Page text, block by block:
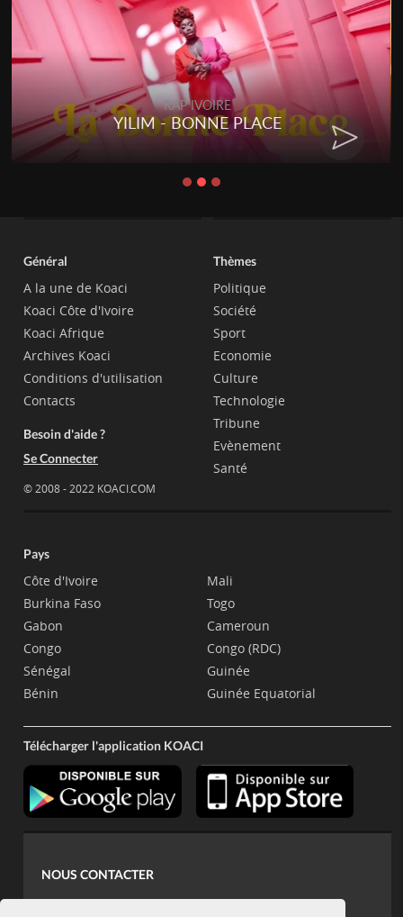
RAP IVOIRE
YILIM - BONNE PLACE
Général
A la une de Koaci
Koaci Côte d'Ivoire
Koaci Afrique
Archives Koaci
Conditions d'utilisation
Contacts
Besoin d'aide ?
Se Connecter
© 2008 - 2022 KOACI.COM
Thèmes
Politique
Société
Sport
Economie
Culture
Technologie
Tribune
Evènement
Santé
Pays
Côte d'Ivoire
Burkina Faso
Gabon
Congo
Sénégal
Bénin
Mali
Togo
Cameroun
Congo (RDC)
Guinée
Guinée Equatorial
Télécharger l'application KOACI
NOUS CONTACTER